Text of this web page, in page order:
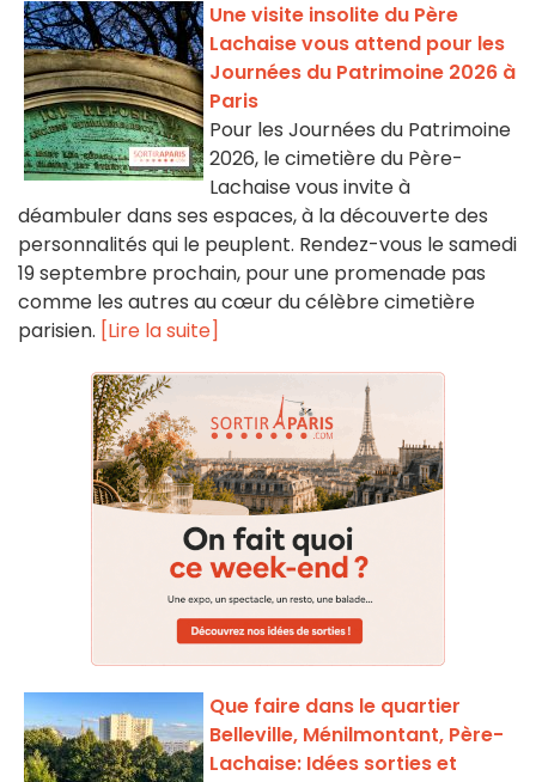
Une visite insolite du Père
Lachaise vous attend pour les
Journées du Patrimoine 2026 à
Paris
Pour les Journées du Patrimoine
2026, le cimetière du Père-
Lachaise vous invite à
déambuler dans ses espaces, à la découverte des
personnalités qui le peuplent. Rendez-vous le samedi
19 septembre prochain, pour une promenade pas
comme les autres au cœur du célèbre cimetière
parisien. [Lire la suite]
Que faire dans le quartier
Belleville, Ménilmontant, Père-
Lachaise: Idées sorties et